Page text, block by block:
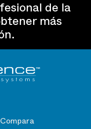
de la
más
Compara